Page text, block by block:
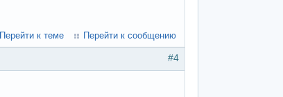
Перейти к теме Перейти к сообщению
#4